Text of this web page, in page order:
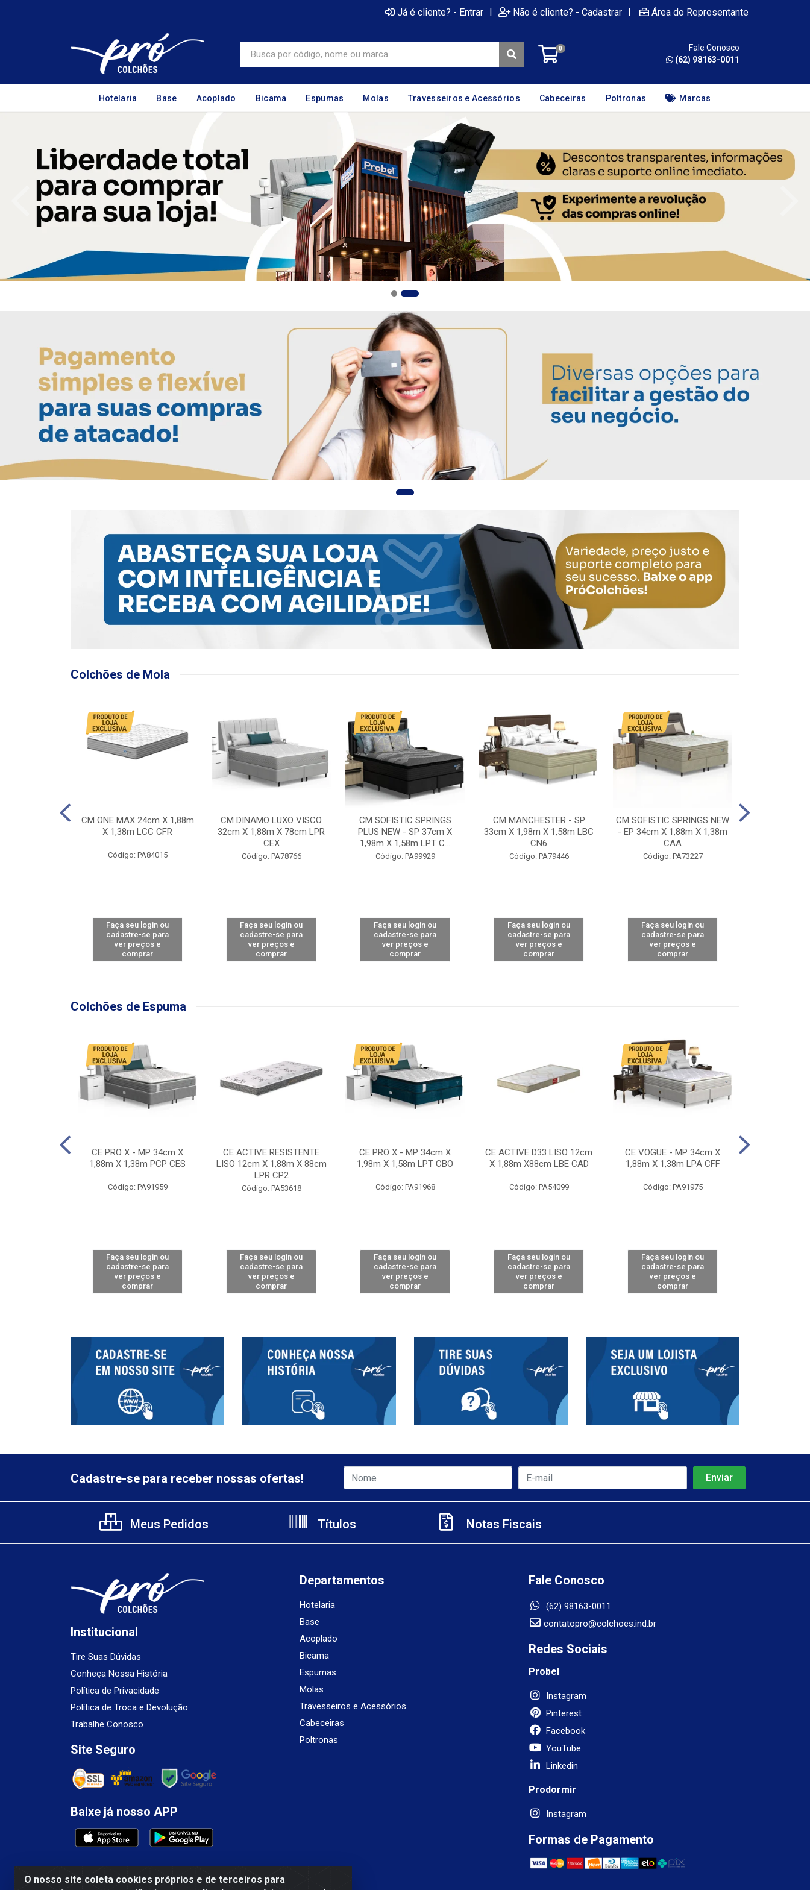
Já é cliente? - Entrar | Não é cliente? - Cadastrar | Área do Representante
0
Fale Conosco
(62) 98163-0011
Hotelaria Base Acoplado Bicama Espumas Molas Travesseiros e Acessórios Cabeceiras Poltronas Marcas
Colchões de Mola
CM ONE MAX 24cm X 1,88m
X 1,38m LCC CFR
Código: PA84015
Faça seu login ou
cadastre-se para
ver preços e
comprar
CM DINAMO LUXO VISCO
32cm X 1,88m X 78cm LPR
CEX
Código: PA78766
Faça seu login ou
cadastre-se para
ver preços e
comprar
CM SOFISTIC SPRINGS
PLUS NEW - SP 37cm X
1,98m X 1,58m LPT C...
Código: PA99929
Faça seu login ou
cadastre-se para
ver preços e
comprar
CM MANCHESTER - SP
33cm X 1,98m X 1,58m LBC
CN6
Código: PA79446
Faça seu login ou
cadastre-se para
ver preços e
comprar
CM SOFISTIC SPRINGS NEW
- EP 34cm X 1,88m X 1,38m
CAA
Código: PA73227
Faça seu login ou
cadastre-se para
ver preços e
comprar
Colchões de Espuma
CE PRO X - MP 34cm X
1,88m X 1,38m PCP CES
Código: PA91959
Faça seu login ou
cadastre-se para
ver preços e
comprar
CE ACTIVE RESISTENTE
LISO 12cm X 1,88m X 88cm
LPR CP2
Código: PA53618
Faça seu login ou
cadastre-se para
ver preços e
comprar
CE PRO X - MP 34cm X
1,98m X 1,58m LPT CBO
Código: PA91968
Faça seu login ou
cadastre-se para
ver preços e
comprar
CE ACTIVE D33 LISO 12cm
X 1,88m X88cm LBE CAD
Código: PA54099
Faça seu login ou
cadastre-se para
ver preços e
comprar
CE VOGUE - MP 34cm X
1,88m X 1,38m LPA CFF
Código: PA91975
Faça seu login ou
cadastre-se para
ver preços e
comprar
O nosso site coleta cookies próprios e de terceiros para
Cadastre-se para receber nossas ofertas!
Meus Pedidos Títulos Notas Fiscais
Institucional
Tire Suas Dúvidas
Conheça Nossa História
Política de Privacidade
Política de Troca e Devolução
Trabalhe Conosco
Site Seguro
Baixe já nosso APP
Departamentos
Hotelaria
Base
Acoplado
Bicama
Espumas
Molas
Travesseiros e Acessórios
Cabeceiras
Poltronas
Fale Conosco
(62) 98163-0011
contatopro@colchoes.ind.br
Redes Sociais
Probel
Instagram
Pinterest
Facebook
YouTube
Linkedin
Prodormir
Instagram
Formas de Pagamento